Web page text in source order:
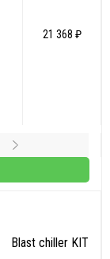
21 368 ₽
Blast chiller KIT